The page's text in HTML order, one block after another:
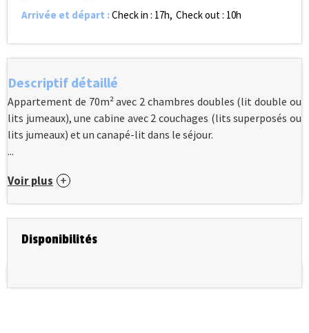
Arrivée et départ :Check in : 17h Check out : 10h
Descriptif détaillé
Appartement de 70m² avec 2 chambres doubles (lit double ou
lits jumeaux), une cabine avec 2 couchages (lits superposés ou
lits jumeaux) et un canapé-lit dans le séjour.
...
Voir plus
Disponibilités